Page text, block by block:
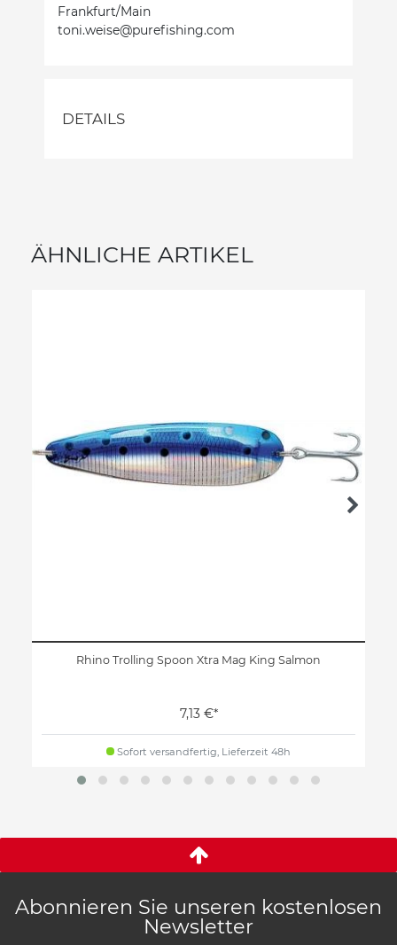
Frankfurt/Main
toni.weise@purefishing.com
DETAILS
ÄHNLICHE ARTIKEL
Rhino Trolling Spoon Xtra Mag King Salmon
7,13 €*
Sofort versandfertig, Lieferzeit 48h
Abonnieren Sie unseren kostenlosen
Newsletter